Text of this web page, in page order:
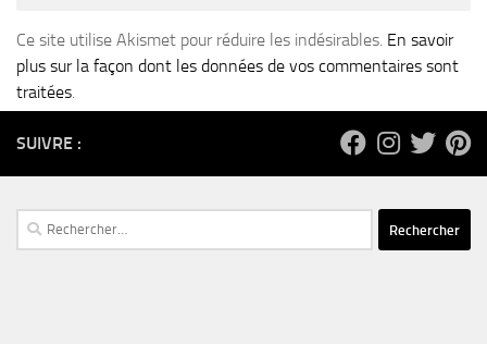
Ce site utilise Akismet pour réduire les indésirables. En savoir
plus sur la façon dont les données de vos commentaires sont
traitées.
SUIVRE :
Rechercher :